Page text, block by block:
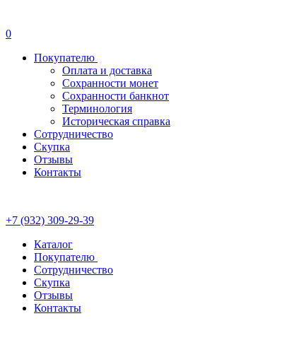
0
Покупателю
Оплата и доставка
Сохранности монет
Сохранности банкнот
Терминология
Историческая справка
Сотрудничество
Скупка
Отзывы
Контакты
+7 (932) 309-29-39
Каталог
Покупателю
Сотрудничество
Скупка
Отзывы
Контакты